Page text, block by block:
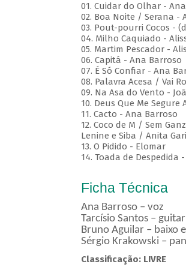
01. Cuidar do Olhar -
02. Boa Noite / Serana -
03. Pout-pourri Cocos -
04. Milho Caquiado -
05. Martim Pescador -
06. Capitá - Ana Barroso
07. É Só Confiar - Ana
08. Palavra Acesa / Vai
09. Na Asa do Vento -
10. Deus Que Me
11. Cacto - Ana Barroso
12. Coco de M / Sem
Lenine e Siba / Anita
13. O Pidido - Elomar
14. Toada de Despedida
Ficha Técnica
Ana Barroso – voz
Tarcísio Santos –
Bruno Aguilar – baixo
Sérgio Krakowski –
Classificação: LIVRE